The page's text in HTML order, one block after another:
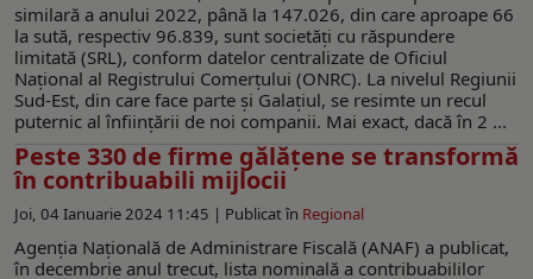
similară a anului 2022, până la 147.026, din care aproape 66
la sută, respectiv 96.839, sunt societăţi cu răspundere
limitată (SRL), conform datelor centralizate de Oficiul
Naţional al Registrului Comerţului (ONRC). La nivelul Regiunii
Sud-Est, din care face parte și Galațiul, se resimte un recul
puternic al înființării de noi companii. Mai exact, dacă în 2 ...
Peste 330 de firme gălățene se transformă
în contribuabili mijlocii
Joi, 04 Ianuarie 2024 11:45 | Publicat în Regional
Agenția Națională de Administrare Fiscală (ANAF) a publicat,
în decembrie anul trecut, lista nominală a contribuabililor